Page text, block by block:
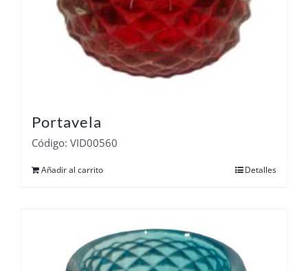
Portavela
Código: VID00560
Añadir al carrito Detalles